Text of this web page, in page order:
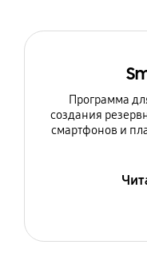
Программа
создания
смартфонов и